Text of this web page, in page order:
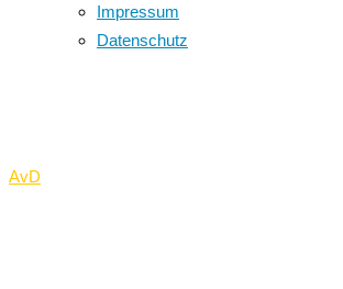
Impressum
Datenschutz
AvD